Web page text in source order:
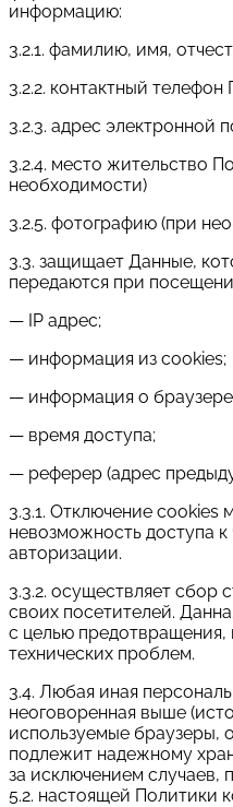
информацию:
3.2.1. фамилию, имя,
3.2.2. контактный телефон
3.2.3. адрес электронной
3.2.4. место жительство
необходимости)
3.2.5. фотографию (при
3.3. защищает Данные,
передаются при
— IP адрес;
— информация из cookies;
— информация о браузере
— время доступа;
— реферер (адрес
3.3.1. Отключение cookies
невозможность доступа
авторизации.
3.3.2. осуществляет сбор
своих посетителей.
с целью
технических проблем.
3.4. Любая иная
неоговоренная выше
используемые браузеры,
подлежит надежному
за исключением случаев,
5.2. настоящей Политики